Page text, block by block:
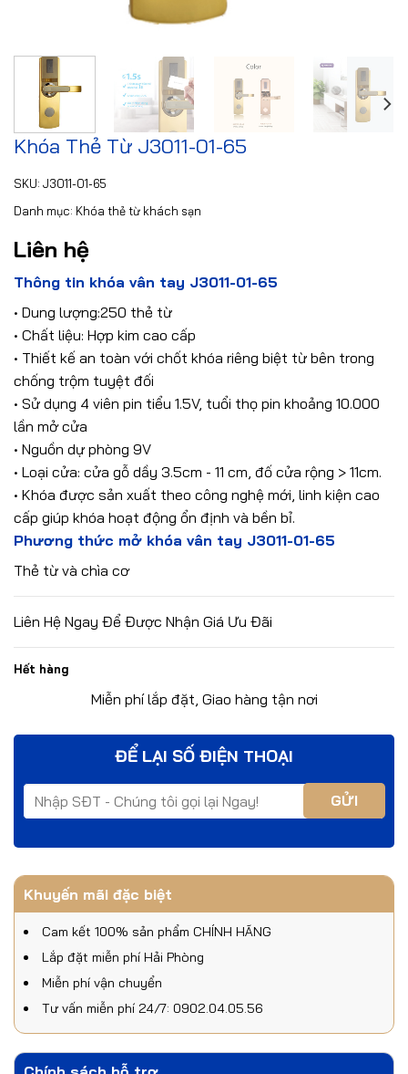
Khóa Thẻ Từ J3011-01-65
SKU: J3011-01-65
Danh mục: Khóa thẻ từ khách sạn
Liên hệ
Thông tin khóa vân tay J3011-01-65
• Dung lượng:250 thẻ từ
• Chất liệu: Hợp kim cao cấp
• Thiết kế an toàn với chốt khóa riêng biệt từ bên trong
chống trộm tuyệt đối
• Sử dụng 4 viên pin tiểu 1.5V, tuổi thọ pin khoảng 10.000
lần mở cửa
• Nguồn dự phòng 9V
• Loại cửa: cửa gỗ dầy 3.5cm - 11 cm, đố cửa rộng > 11cm.
• Khóa được sản xuất theo công nghệ mới, linh kiện cao
cấp giúp khóa hoạt động ổn định và bền bỉ.
Phương thức mở khóa vân tay J3011-01-65
Thẻ từ và chìa cơ
Liên Hệ Ngay Để Được Nhận Giá Ưu Đãi
Hết hàng
Miễn phí lắp đặt, Giao hàng tận nơi
ĐỂ LẠI SỐ ĐIỆN THOẠI
Khuyến mãi đặc biệt
Cam kết 100% sản phẩm CHÍNH HÃNG
Lắp đặt miễn phí Hải Phòng
Miễn phí vận chuyển
Tư vấn miễn phí 24/7: 0902.04.05.56